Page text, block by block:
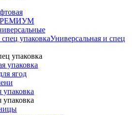
Универсальная и спец
упаковка
упаковка
ягод
упаковка
упаковка